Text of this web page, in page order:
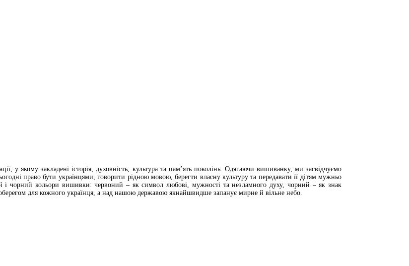
якому закладені історія, духовність, культура та пам’ять поколінь. Одягаючи вишиванку, ми засвідчуємо
право бути українцями, говорити рідною мовою, берегти власну культуру та передавати її дітям мужньо
чорний кольори вишивки: червоний – як символ любові, мужності та незламного духу, чорний – як знак
для кожного українця, а над нашою державою якнайшвидше запанує мирне й вільне небо.